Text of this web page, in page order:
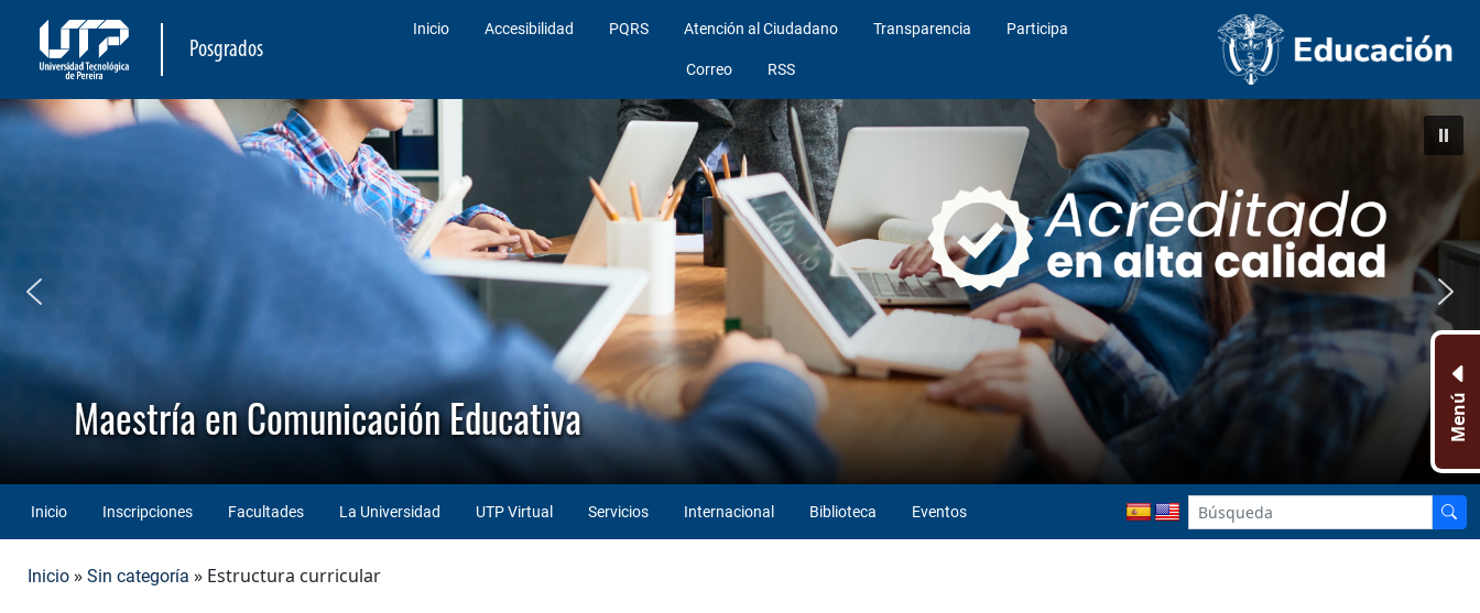
Posgrados
Inicio Accesibilidad PQRS Atención al Ciudadano Transparencia Participa
Correo RSS
Maestría en Comunicación Educativa
Inicio Inscripciones Facultades La Universidad UTP Virtual Servicios Internacional Biblioteca Eventos
Inicio » Sin categoría » Estructura curricular
Menú